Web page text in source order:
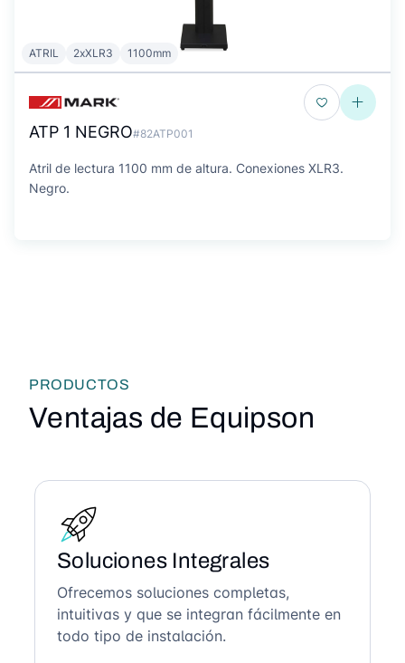
ATRIL 2xXLR3 1100mm
ATP 1 NEGRO#82ATP001
Atril de lectura 1100 mm de altura. Conexiones XLR3.
Negro.
PRODUCTOS
Ventajas de Equipson
Soluciones Integrales
Ofrecemos soluciones completas,
intuitivas y que se integran fácilmente en
todo tipo de instalación.